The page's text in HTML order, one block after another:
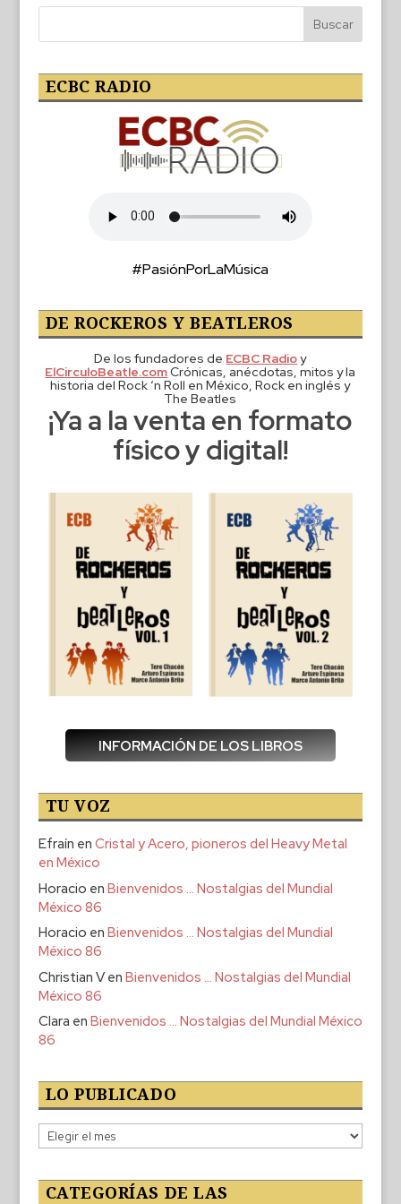
ECBC RADIO
#PasiónPorLaMúsica
DE ROCKEROS Y BEATLEROS
De los fundadores de ECBC Radioy
ElCirculoBeatle.comCrónicas, anécdotas, mitos y la
historia del Rock ‘n Roll en México, Rock en inglés y
The Beatles
¡Ya a la venta en formato
físico y digital!
INFORMACIÓN DE LOS LIBROS
TU VOZ
Efraín en Cristal y Acero, pioneros del Heavy Metal
en México
Horacio en Bienvenidos … Nostalgias del Mundial
México 86
Horacio en Bienvenidos … Nostalgias del Mundial
México 86
Christian Ven Bienvenidos … Nostalgias del Mundial
México 86
Clara en Bienvenidos … Nostalgias del Mundial México
86
LO PUBLICADO
Lo
publicado
CATEGORÍAS DE LAS